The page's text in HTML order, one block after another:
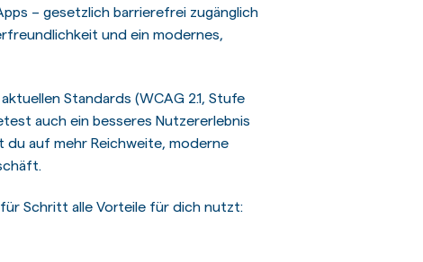
– gesetzlich barrierefrei zugänglich
und ein modernes,
Standards (WCAG 2.1, Stufe
auch ein besseres Nutzererlebnis
du auf mehr Reichweite, moderne
Schritt alle Vorteile für dich nutzt: